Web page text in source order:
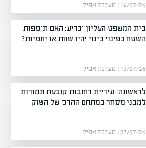
16/07/26 | מערכת אפיק
בית המשפט העליון יכריע: האם תוספות
השטח בפינוי בינוי יהיו שוות או יחסיות?
13/07/26 | מערכת אפיק
לראשונה: עיריית רחובות קובעת תמורות
למבני מסחר במתחם ההרס של השוק
07/07/26 | מערכת אפיק